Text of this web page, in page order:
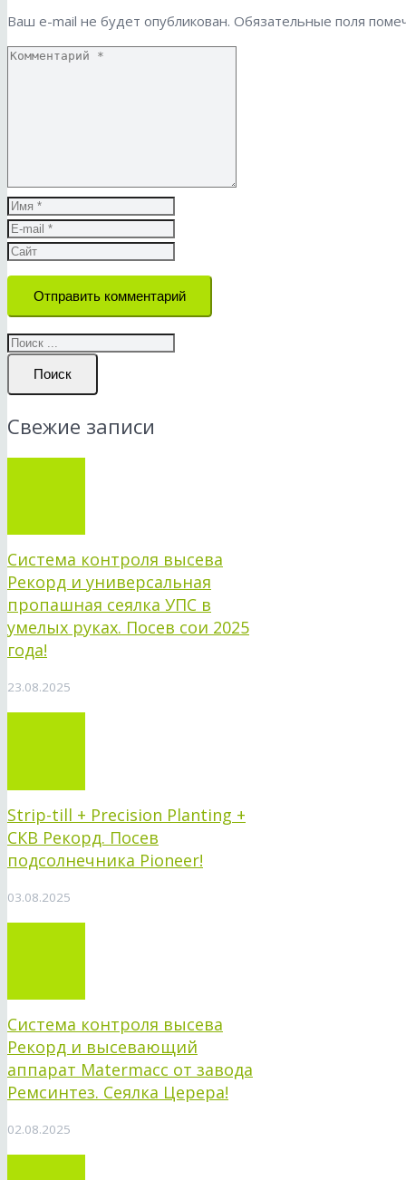
Ваш e-mail не будет опубликован. Обязательные поля
Отправить комментарий
Поиск
Свежие записи
Система контроля высева
Рекорд и универсальная
пропашная сеялка УПС в
умелых руках. Посев сои 2025
года!
23.08.2025
Strip-till + Precision Planting +
СКВ Рекорд. Посев
подсолнечника Pioneer!
03.08.2025
Система контроля высева
Рекорд и высевающий
аппарат Matermacc от завода
Ремсинтез. Сеялка Церера!
02.08.2025